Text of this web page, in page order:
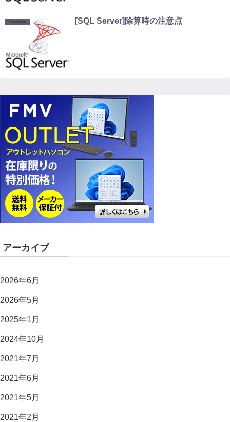
Database [SQL Server]除算時の注意点
アーカイブ
2026年6月
2026年5月
2025年1月
2024年10月
2021年7月
2021年6月
2021年5月
2021年2月